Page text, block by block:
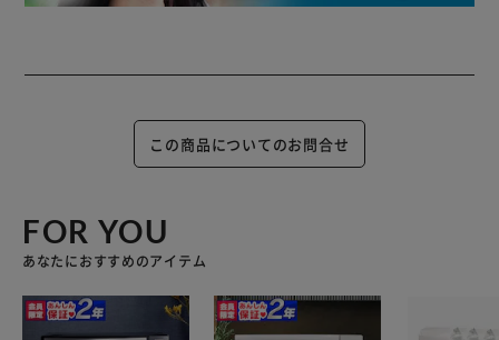
この商品についてのお問合せ
FOR YOU
あなたにおすすめのアイテム